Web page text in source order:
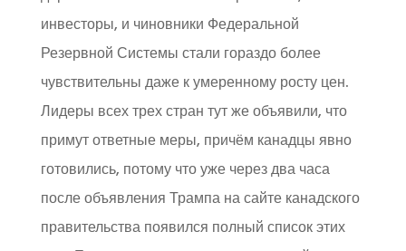
инвесторы, и чиновники Федеральной
Резервной Системы стали гораздо более
чувствительны даже к умеренному росту цен.
Лидеры всех трех стран тут же объявили, что
примут ответные меры, причём канадцы явно
готовились, потому что уже через два часа
после объявления Трампа на сайте канадского
правительства появился полный список этих